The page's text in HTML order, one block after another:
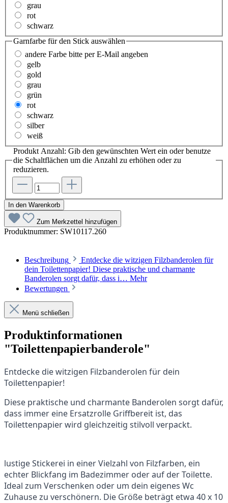
grau
rot
schwarz
Garnfarbe für den Stick auswählen
andere Farbe bitte per E-Mail angeben
gelb
gold
grau
grün
rot
schwarz
silber
weiß
Produkt Anzahl: Gib den gewünschten Wert ein oder benutze
die Schaltflächen um die Anzahl zu erhöhen oder zu
reduzieren.
In den Warenkorb
Zum Merkzettel hinzufügen
Produktnummer: SW10117.260
Beschreibung
Entdecke die witzigen Filzbanderolen für
dein Toilettenpapier! Diese praktische und charmante
Banderolen sorgt dafür, dass i… Mehr
Bewertungen
Menü schließen
Produktinformationen
"Toilettenpapierbanderole"
Entdecke die witzigen Filzbanderolen für dein
Toilettenpapier!
Diese praktische und charmante Banderolen sorgt dafür,
dass immer eine Ersatzrolle Griffbereit ist, das
Toilettenpapier wird gleichzeitig stilvoll verpackt.
lustige Stickerei in einer Vielzahl von Filzfarben, ein
echter Blickfang im Badezimmer oder auf der Toilette.
Ideal zum Verschenken oder um dein eigenes Wc
Zuhause zu verschönern. Die Größe beträgt etwa 40 x 10